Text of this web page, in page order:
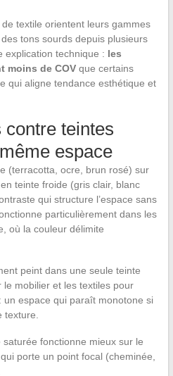
textile orientent leurs gammes
tons sourds depuis plusieurs
explication technique : les
moins de COVque certains
qui aligne tendance esthétique et
contre teintes
espace
(terracotta, ocre, brun rosé) sur
teinte froide (gris clair, blanc
qui structure l’espace sans
particulièrement dans les
où la couleur délimite
peint dans une seule teinte
mobilier et les textiles pour
espace qui paraît monotone si
texture.
saturée fonctionne mieux sur le
porte un point focal (cheminée,